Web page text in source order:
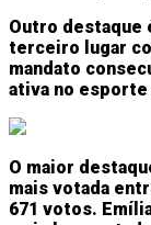
Outro destaque
terceiro lugar
mandato
ativa no
O maior
mais votada
671 votos.